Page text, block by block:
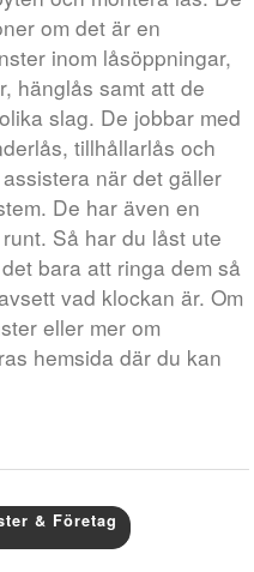
om det är en
inom låsöppningar,
hänglås samt att de
slag. De jobbar med
tillhållarlås och
när det gäller
De har även en
Så har du låst ute
bara att ringa dem så
vad klockan är. Om
eller mer om
hemsida där du kan
& Företag